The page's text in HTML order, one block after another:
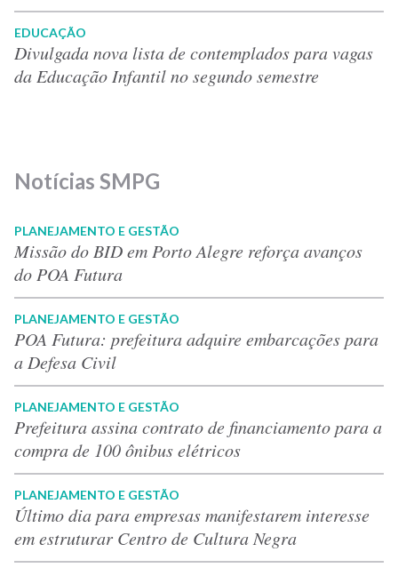
EDUCAÇÃO
Divulgada nova lista de contemplados para vagas
da Educação Infantil no segundo semestre
Notícias SMPG
PLANEJAMENTO E GESTÃO
Missão do BID em Porto Alegre reforça avanços
do POA Futura
PLANEJAMENTO E GESTÃO
POA Futura: prefeitura adquire embarcações para
a Defesa Civil
PLANEJAMENTO E GESTÃO
Prefeitura assina contrato de financiamento para a
compra de 100 ônibus elétricos
PLANEJAMENTO E GESTÃO
Último dia para empresas manifestarem interesse
em estruturar Centro de Cultura Negra